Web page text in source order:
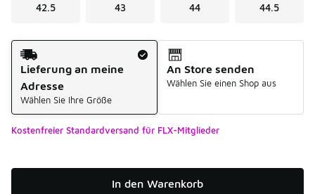
42.5 43 44 44.5
Versandart
Lieferung an meine
Adresse
Wählen Sie Ihre Größe
An Store senden
Wählen Sie einen Shop aus
Kostenfreier Standardversand für FLX-Mitglieder
In den Warenkorb